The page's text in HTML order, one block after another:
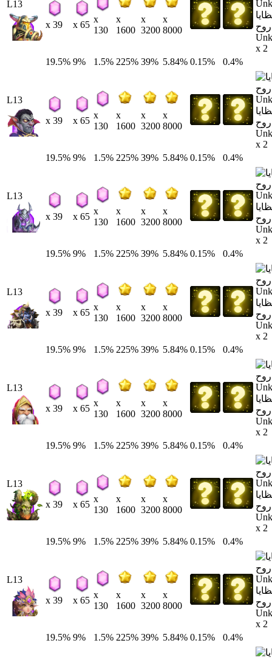
L13
x 39 x 65
x
130
x
1600
x
3200
x
8000
روح
x 2
19.5% 9% 1.5% 225% 39% 5.84% 0.15% 0.4%
L13
x 39 x 65
x
130
x
1600
x
3200
x
8000
روح
x 2
19.5% 9% 1.5% 225% 39% 5.84% 0.15% 0.4%
L13
x 39 x 65
x
130
x
1600
x
3200
x
8000
روح
x 2
19.5% 9% 1.5% 225% 39% 5.84% 0.15% 0.4%
L13
x 39 x 65
x
130
x
1600
x
3200
x
8000
روح
x 2
19.5% 9% 1.5% 225% 39% 5.84% 0.15% 0.4%
L13
x 39 x 65
x
130
x
1600
x
3200
x
8000
روح
x 2
19.5% 9% 1.5% 225% 39% 5.84% 0.15% 0.4%
L13
x 39 x 65
x
130
x
1600
x
3200
x
8000
روح
x 2
19.5% 9% 1.5% 225% 39% 5.84% 0.15% 0.4%
L13
x 39 x 65
x
130
x
1600
x
3200
x
8000
روح
x 2
19.5% 9% 1.5% 225% 39% 5.84% 0.15% 0.4%